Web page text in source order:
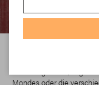
Mondes oder die